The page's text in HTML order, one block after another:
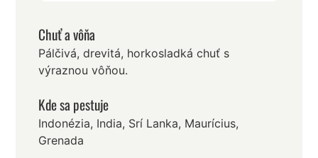
Chuť a vôňa
Pálčivá, drevitá, horkosladká chuť s
výraznou vôňou.
Kde sa pestuje
Indonézia, India, Srí Lanka, Maurícius,
Grenada